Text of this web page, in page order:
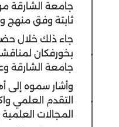
جامعة الشارقة
ثابتة وفق منهج
جاء ذلك خلال
بخورفكان
جامعة الشارقة
وأشار سموه إلى
التقدم العلمي
المجالات